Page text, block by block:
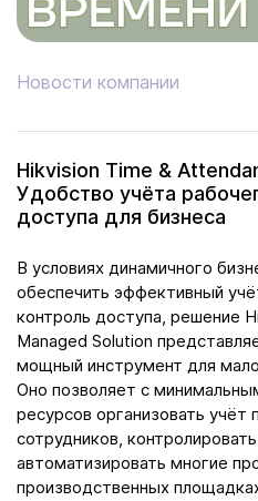
Новости компании
Hikvision Time &
Удобство учёта
доступа для бизнеса
В условиях динамичного
обеспечить эффективный
контроль доступа, решение
Managed Solution
мощный инструмент для
Оно позволяет с
ресурсов организовать
сотрудников,
автоматизировать многие
производственных